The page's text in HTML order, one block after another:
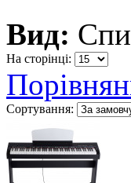
Вид:
На сторінці:
Сортування: